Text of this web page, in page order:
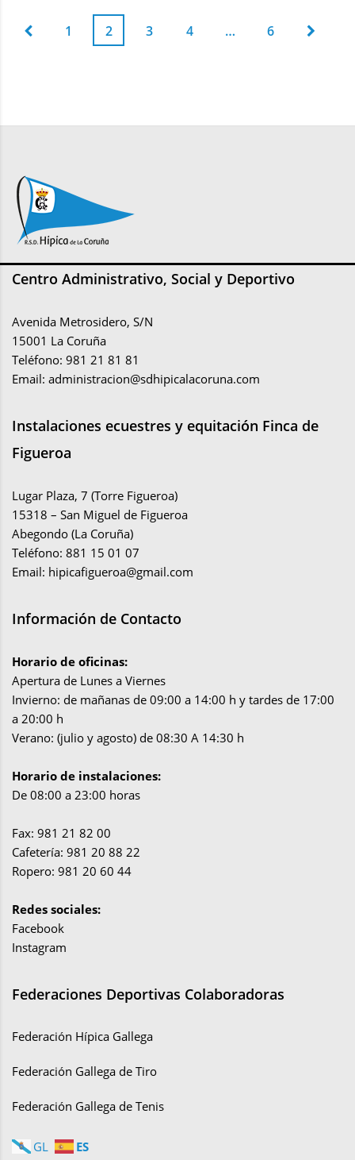
1 2 3 4 … 6
Centro Administrativo, Social y Deportivo
Avenida Metrosidero, S/N
15001 La Coruña
Teléfono: 981 21 81 81
Email: administracion@sdhipicalacoruna.com
Instalaciones ecuestres y equitación Finca de
Figueroa
Lugar Plaza, 7 (Torre Figueroa)
15318 – San Miguel de Figueroa
Abegondo (La Coruña)
Teléfono: 881 15 01 07
Email: hipicafigueroa@gmail.com
Información de Contacto
Horario de oficinas:
Apertura de Lunes a Viernes
Invierno: de mañanas de 09:00 a 14:00 h y tardes de 17:00
a 20:00 h
Verano: (julio y agosto) de 08:30 A 14:30 h
Horario de instalaciones:
De 08:00 a 23:00 horas
Fax: 981 21 82 00
Cafetería: 981 20 88 22
Ropero: 981 20 60 44
Redes sociales:
Facebook
Instagram
Federaciones Deportivas Colaboradoras
Federación Hípica Gallega
Federación Gallega de Tiro
Federación Gallega de Tenis
GL ES